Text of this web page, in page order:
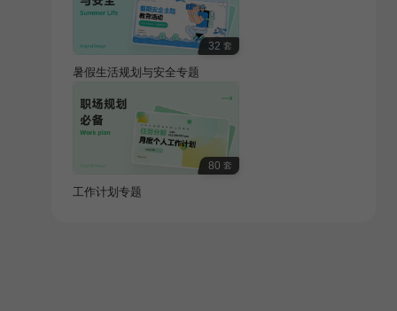
32 套
暑假生活规划与安全专题
80 套
工作计划专题